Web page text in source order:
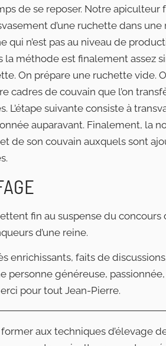
de se reposer. Notre
d’une ruchette dans
n’est pas au niveau de
méthode est finalement assez
On prépare une ruchette vide.
cadres de couvain que l’on
L’étape suivante consiste à
auparavant. Finalement, la
de son couvain auxquels sont
fin au suspense du concours
d’une reine.
enrichissants, faits de
personne généreuse,
pour tout Jean-Pierre.
aux techniques d’élevage